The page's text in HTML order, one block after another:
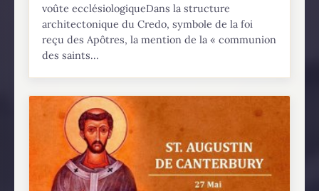
voûte ecclésiologiqueDans la structure
architectonique du Credo, symbole de la foi
reçu des Apôtres, la mention de la « communion
des saints...